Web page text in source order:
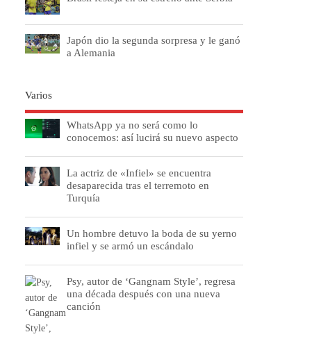
Japón dio la segunda sorpresa y le ganó
a Alemania
Varios
WhatsApp ya no será como lo
conocemos: así lucirá su nuevo aspecto
La actriz de «Infiel» se encuentra
desaparecida tras el terremoto en
Turquía
Un hombre detuvo la boda de su yerno
infiel y se armó un escándalo
Psy, autor de ‘Gangnam Style’, regresa
una década después con una nueva
canción